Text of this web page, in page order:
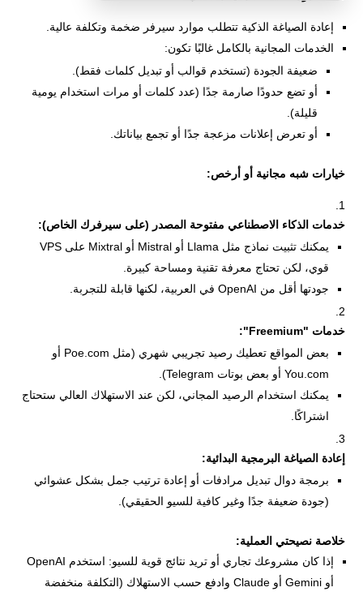
إعادة الصياغة الذكية تتطلب موارد سيرفر ضخمة وتكلفة عالية.
الخدمات المجانية بالكامل غالبًا تكون:
ضعيفة الجودة (تستخدم قوالب أو تبديل كلمات فقط).
أو تضع حدودًا صارمة جدًا (عدد كلمات أو مرات استخدام يومية
قليلة).
أو تعرض إعلانات مزعجة جدًا أو تجمع بياناتك.
خيارات شبه مجانية أو أرخص:
خدمات الذكاء الاصطناعي مفتوحة المصدر (على سيرفرك الخاص):
يمكنك تثبيت نماذج مثل Llama أو Mistral أو Mixtral على VPS
قوي، لكن تحتاج معرفة تقنية ومساحة كبيرة.
جودتها أقل من OpenAI في العربية، لكنها قابلة للتجربة.
خدمات "Freemium":
بعض المواقع تعطيك رصيد تجريبي شهري (مثل Poe.com أو
You.com أو بعض بوتات Telegram).
يمكنك استخدام الرصيد المجاني، لكن عند الاستهلاك العالي ستحتاج
اشتراكًا.
إعادة الصياغة البرمجية البدائية:
برمجة دوال تبديل مرادفات أو إعادة ترتيب جمل بشكل عشوائي
(جودة ضعيفة جدًا وغير كافية للسيو الحقيقي).
خلاصة نصيحتي العملية:
إذا كان مشروعك تجاري أو تريد نتائج قوية للسيو: استخدم OpenAI
أو Gemini أو Claude وادفع حسب الاستهلاك (التكلفة منخفضة